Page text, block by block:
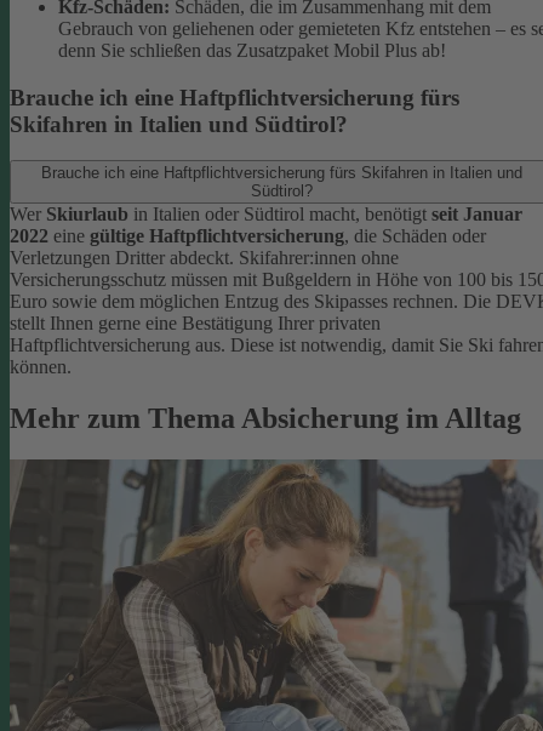
Kfz-Schäden: Schäden, die im Zusammenhang mit dem
Gebrauch von geliehenen oder gemieteten Kfz entstehen – es
denn Sie schließen das Zusatzpaket Mobil Plus ab!
Brauche ich eine Haftpflichtversicherung fürs
Skifahren in Italien und Südtirol?
Brauche ich eine Haftpflichtversicherung fürs Skifahren in Italien und
Südtirol?
Wer Skiurlaub in Italien oder Südtirol macht, benötigt seit Januar
2022 eine gültige Haftpflichtversicherung, die Schäden oder
Verletzungen Dritter abdeckt. Skifahrer:innen ohne
Versicherungsschutz müssen mit Bußgeldern in Höhe von 100 bis
Euro sowie dem möglichen Entzug des Skipasses rechnen. Die
stellt Ihnen gerne eine Bestätigung Ihrer privaten
Haftpflichtversicherung aus. Diese ist notwendig, damit Sie Ski
können.
Mehr zum Thema Absicherung im Alltag